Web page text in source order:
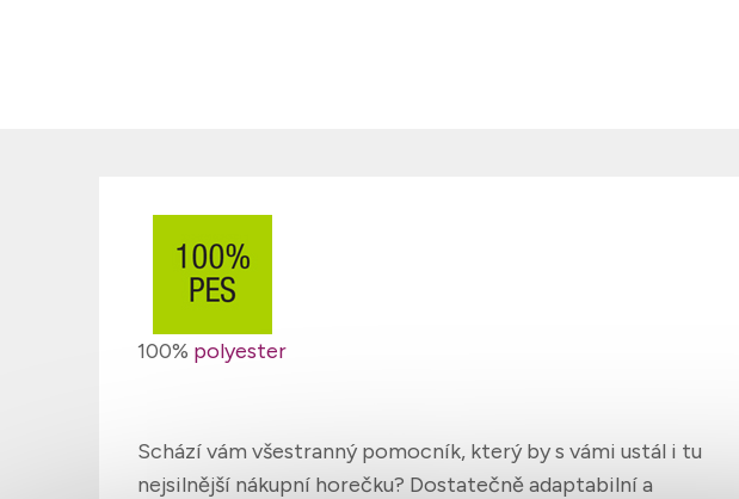
100% polyester
Schází vám všestranný pomocník, který by s vámi ustál i tu
nejsilnější nákupní horečku? Dostatečně adaptabilní a